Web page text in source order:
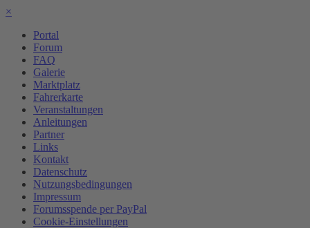
×
Portal
Forum
FAQ
Galerie
Marktplatz
Fahrerkarte
Veranstaltungen
Anleitungen
Partner
Links
Kontakt
Datenschutz
Nutzungsbedingungen
Impressum
Forumsspende per PayPal
Cookie-Einstellungen